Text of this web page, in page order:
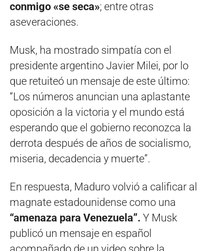
conmigo «se seca»; entre otras
aseveraciones.
Musk, ha mostrado simpatía con el
presidente argentino Javier Milei, por lo
que retuiteó un mensaje de este último:
“Los números anuncian una aplastante
oposición a la victoria y el mundo está
esperando que el gobierno reconozca la
derrota después de años de socialismo,
miseria, decadencia y muerte”.
En respuesta, Maduro volvió a calificar al
magnate estadounidense como una
“amenaza para Venezuela”. Y Musk
publicó un mensaje en español